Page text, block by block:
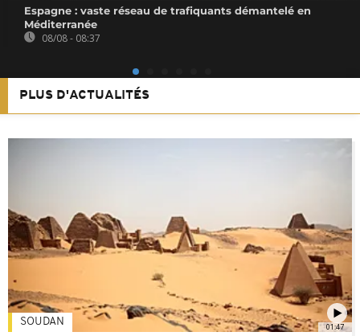
Espagne : vaste réseau de trafiquants démantelé en
Méditerranée
08/08 - 08:37
PLUS D'ACTUALITÉS
01:47
SOUDAN